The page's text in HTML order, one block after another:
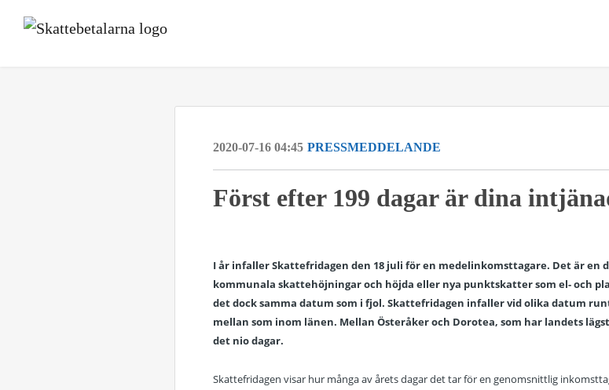
2020-07-16 04:45 PRESSMEDDELANDE
Först efter 199 dagar är dina
I år infaller Skattefridagen den 18 juli för en medelinkomsttagare. Det är en
kommunala skattehöjningar och höjda eller nya punktskatter som el- och
det dock samma datum som i fjol. Skattefridagen infaller vid olika datum
mellan som inom länen. Mellan Österåker och Dorotea, som har landets
det nio dagar.
Skattefridagen visar hur många av årets dagar det tar för en genomsnittlig